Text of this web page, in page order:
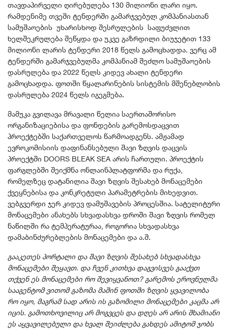
თავდაპირველი ღირებულება 130 მილიონი ლარი იყო.
რამდენიმე თვეში ტენდერში გამარჯვებულ კომპანიასთან
სამუშაოების უხარისხოდ შესრულების საფუძვლით
ხელშეკრულება შეწყდა და უკვე გაზრდილი ბიუჯეტით 133
მილიონი ლარის ტენდერი 2018 წელს გამოცხადდა. ვერც ამ
ტენდერში გამარჯვებულმა კომპანიამ შეძლო სამუშაოების
დასრულება და 2022 წელს კიდევ ახალი ტენდერი
გამოცხადდა. ფოთში წყალარინების სისტემის მშენებლობის
დასრულება 2024 წელს იგეგმება.
მამუკა გვილავა მრავალი წელია საერთაშორისო
ორგანიზაციებისა და ფონდების გარემოსდაცვით
პროექტებში საქართველოს წარმოადგენს. ამჟამად
ევროკომისიის დაფინანსებული შავი ზღვის დაცვის
პროექტში DOORS BLEAK SEA არის ჩართული. პროექტის
ფარგლებში შეიქმნა ონლაინპლატფორმა და რუქა,
რომელზეც დატანილია შავი ზღვის შესახებ მონაცემები
ქვეყნებისა და კონკრეტული პარამეტრების მიხედვით.
ვებგვერდი ჯერ კიდევ დამუშავების პროცესშია. სატელიტური
მონაცემები ანახებს სხვადასხვა დროში შავი ზღვის რომელ
ნაწილში რა ტემპერატურაა, როგორია სხვადასხვა
დამაბინძურებლების მონაცემები და ა.შ.
გააკეთეს პორტალი და შავი ზღვის შესახებ სხვადასხვა
მონაცემები შეყავთ. და ჩვენ კითხვა დაგვისვეს გააქვთ
თქვენ ეს მონაცემები რო შევიყვანოთ? გარემოს ეროვნულმა
სააგენტომ ვითომ გაზომა მაშინ ფოთში ზღვის ყვავილობა
რო იყო, მაგრამ სად არის ის გაზომილი მონაცემები კაცმა არ
იცის. გამოთხოვილიც არ მოგვცეს და დღეს არ არის შხამიანი
ეს აყვავილებული და ხვალ შეიძლება გახდეს ამიტომ ჯობს